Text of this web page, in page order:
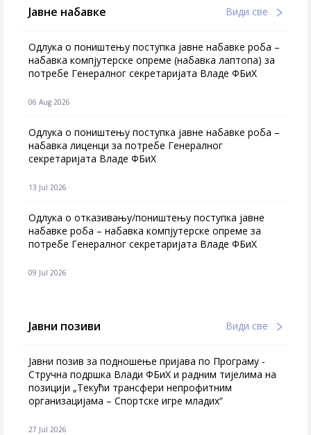
Јавне набавке Види све
Одлука о поништењу поступка јавне набавке роба –
набавка компјутерске опреме (набавка лаптопа) за
потребе Генералног секретаријата Владе ФБиХ
06 Aug 2026
Одлука о поништењу поступка јавне набавке роба –
набавка лиценци за потребе Генералног
секретаријата Владе ФБиХ
13 Jul 2026
Одлука о отказивању/поништењу поступка јавне
набавке роба – набавка компјутерске опреме за
потребе Генералног секретаријата Владе ФБиХ
09 Jul 2026
Јавни позиви Види све
Јавни позив за подношење пријава по Програму -
Стручна подршка Влади ФБиХ и радним тијелима на
позицији „Текући трансфери непрофитним
организацијама – Спортске игре младих“
27 Jul 2026